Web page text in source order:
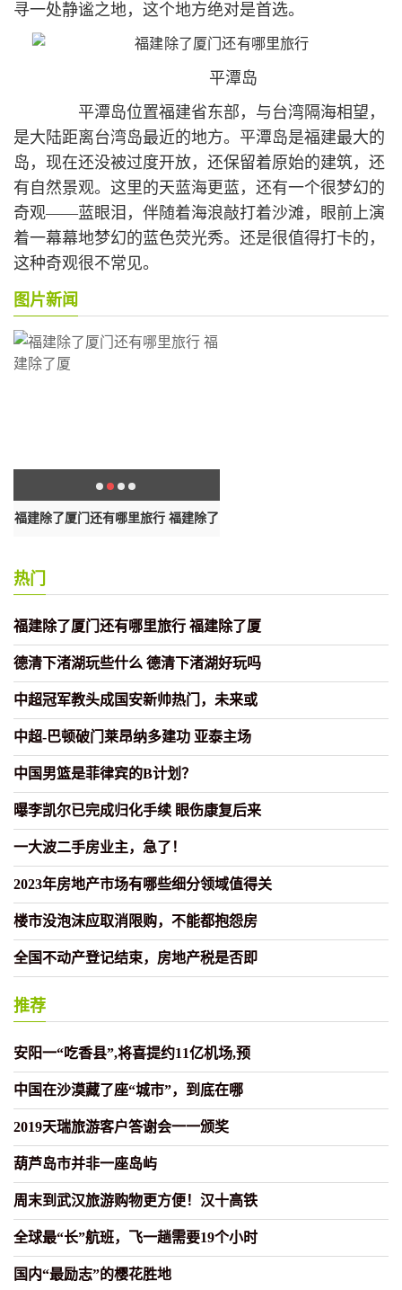
寻一处静谧之地，这个地方绝对是首选。
平潭岛
平潭岛位置福建省东部，与台湾隔海相望，
是大陆距离台湾岛最近的地方。平潭岛是福建最大的
岛，现在还没被过度开放，还保留着原始的建筑，还
有自然景观。这里的天蓝海更蓝，还有一个很梦幻的
奇观——蓝眼泪，伴随着海浪敲打着沙滩，眼前上演
着一幕幕地梦幻的蓝色荧光秀。还是很值得打卡的，
这种奇观很不常见。
图片新闻
福建除了厦门还有哪里旅行 福建除了
热门
福建除了厦门还有哪里旅行 福建除了厦
德清下渚湖玩些什么 德清下渚湖好玩吗
中超冠军教头成国安新帅热门，未来或
中超-巴顿破门莱昂纳多建功 亚泰主场
中国男篮是菲律宾的B计划？
曝李凯尔已完成归化手续 眼伤康复后来
一大波二手房业主，急了！
2023年房地产市场有哪些细分领域值得关
楼市没泡沫应取消限购，不能都抱怨房
全国不动产登记结束，房地产税是否即
推荐
安阳一“吃香县”,将喜提约11亿机场,预
中国在沙漠藏了座“城市”，到底在哪
2019天瑞旅游客户答谢会一一颁奖
葫芦岛市并非一座岛屿
周末到武汉旅游购物更方便！汉十高铁
全球最“长”航班，飞一趟需要19个小时
国内“最励志”的樱花胜地